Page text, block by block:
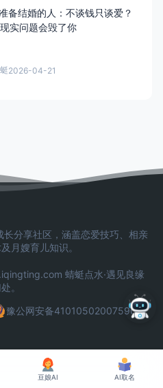
备结婚的人：不谈钱只谈爱？
实问题会毁了你
2026-04-21
分享社区，涵盖恋爱技巧、相亲
月嫂育儿知识。
蜻蜓点水·遇见良缘
。
豫公网安备41010502007590号
豆娘AI AI取名